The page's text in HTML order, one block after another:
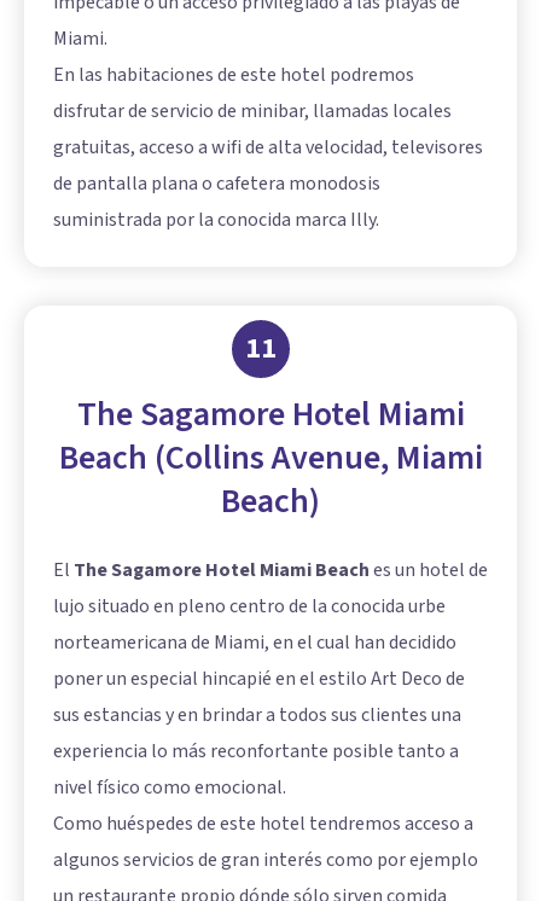
Miami.
En las habitaciones de este hotel podremos
disfrutar de servicio de minibar, llamadas locales
gratuitas, acceso a wifi de alta velocidad, televisores
de pantalla plana o cafetera monodosis
suministrada por la conocida marca Illy.
11
The Sagamore Hotel Miami
Beach (Collins Avenue, Miami
Beach)
El The Sagamore Hotel Miami Beaches un hotel de
lujo situado en pleno centro de la conocida urbe
norteamericana de Miami, en el cual han decidido
poner un especial hincapié en el estilo Art Deco de
sus estancias y en brindar a todos sus clientes una
experiencia lo más reconfortante posible tanto a
nivel físico como emocional.
Como huéspedes de este hotel tendremos acceso a
algunos servicios de gran interés como por ejemplo
un restaurante propio dónde sólo sirven comida